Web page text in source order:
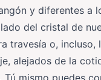
y diferentes a
del cristal de
travesía o, incluso,
alejados de la
Tú mismo puedes